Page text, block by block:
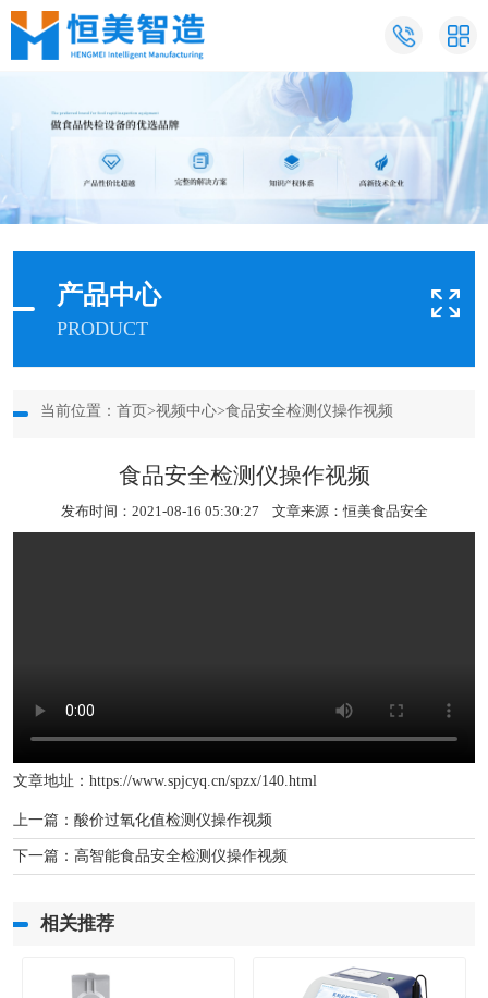
产品中心
PRODUCT
当前位置： 首页 >视频中心>食品安全检测仪操作视频
食品安全检测仪操作视频
发布时间：2021-08-16 05:30:27 文章来源：恒美食品安全
文章地址： https://www.spjcyq.cn/spzx/140.html
上一篇： 酸价过氧化值检测仪操作视频
下一篇： 高智能食品安全检测仪操作视频
相关推荐